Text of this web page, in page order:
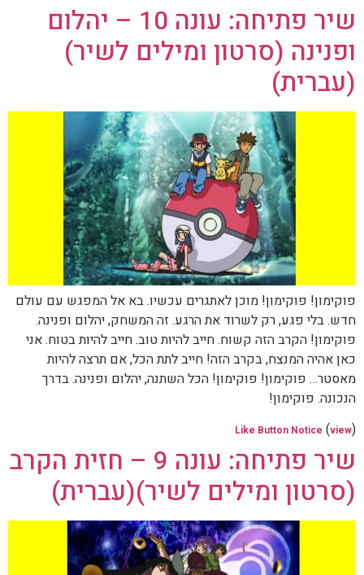
שיר פתיחה: עונה 10 – יהלום
ופנינה (סרטון ומילים לשיר)
(עברית)
פוקימון! פוקימון! מוכן לאתגרים עכשיו. בא אל המפגש עם עולם
חדש. בלי פגע, רק לשרוד את הרגע. זה המשחק, יהלום ופנינה.
פוקימון! הקרב הזה קשוח. חייב להיות טוב. חייב להיות בטוח. אני
כאן אהיה המנצח, בקרב הזה! חייב לתת הכל, אם תרצה להיות
מאסטר… פוקימון! פוקימון! הכל השתנה, יהלום ופנינה. בדרך
הנכונה. פוקימון!
Like Button Notice (view)
שיר פתיחה: עונה 9 – חזית הקרב
(סרטון ומילים לשיר)(עברית)